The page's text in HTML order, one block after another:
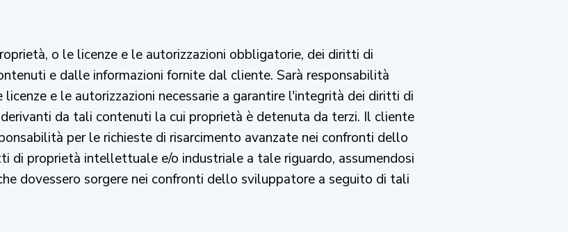
o le licenze e le autorizzazioni obbligatorie, dei diritti di
e dalle informazioni fornite dal cliente. Sarà responsabilità
e le autorizzazioni necessarie a garantire l'integrità dei diritti di
da tali contenuti la cui proprietà è detenuta da terzi. Il cliente
per le richieste di risarcimento avanzate nei confronti dello
di proprietà intellettuale e/o industriale a tale riguardo, assumendosi
dovessero sorgere nei confronti dello sviluppatore a seguito di tali